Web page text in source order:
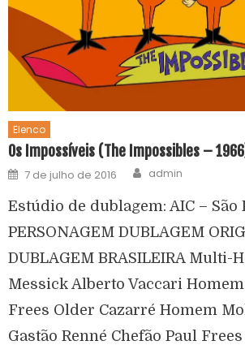
Elenco
Os Impossíveis (The Impossibles –
7 de julho de 2016 admin
Estúdio de dublagem: AIC – São
PERSONAGEM DUBLAGEM
DUBLAGEM BRASILEIRA Multi-
Messick Alberto Vaccari
Frees Older Cazarré Homem
Gastão Renné Chefão Paul